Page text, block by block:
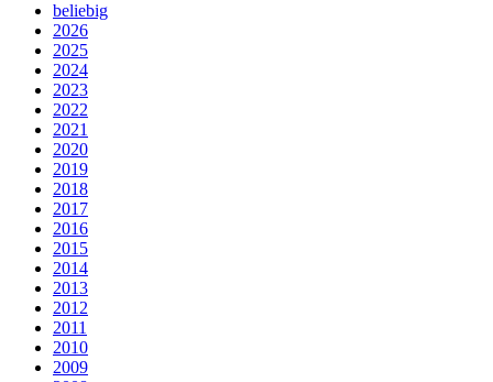
beliebig
2026
2025
2024
2023
2022
2021
2020
2019
2018
2017
2016
2015
2014
2013
2012
2011
2010
2009